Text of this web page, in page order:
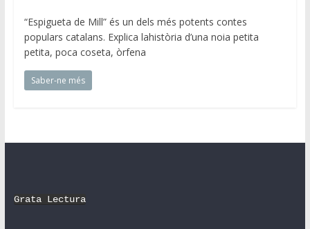
“Espigueta de Mill” és un dels més potents contes
populars catalans. Explica lahistòria d’una noia petita
petita, poca coseta, òrfena
Saber-ne més
Grata Lectura